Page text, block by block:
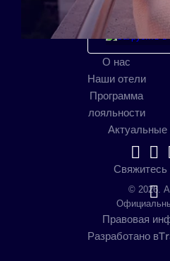
О нас
Наши отели
Программа
лояльности
Актуальные
Свяжитесь
© 2026.
Правовая
Разработано в